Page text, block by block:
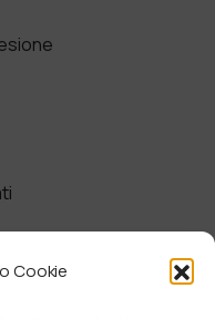
Cookie